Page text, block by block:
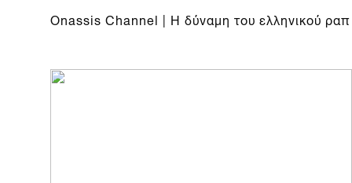
Onassis Channel | Η δύναμη του ελληνικού ραπ